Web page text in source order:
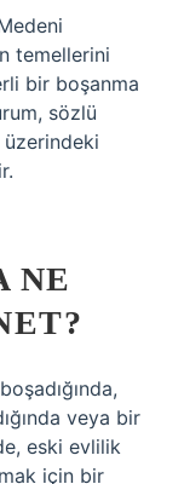
temellerini
bir boşanma
sözlü
üzerindeki
NE
veya bir
eski evlilik
için bir